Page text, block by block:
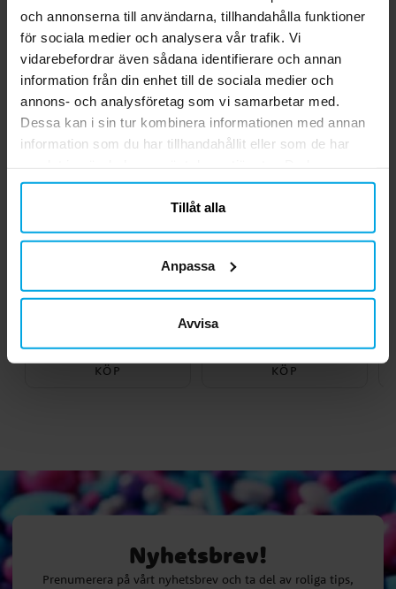
och annonserna till användarna, tillhandahålla funktioner
för sociala medier och analysera vår trafik. Vi
vidarebefordrar även sådana identifierare och annan
information från din enhet till de sociala medier och
annons- och analysföretag som vi samarbetar med.
Dessa kan i sin tur kombinera informationen med annan
information som du har tillhandahållit eller som de har
närsomhelst ändra ditt samtycke.
Tillåt alla
Anpassa
Avvisa
Andra köpte även
Metallic
KÖP
8-pack
KÖP
Nyhetsbrev!
Prenumerera på vårt nyhetsbrev och ta del av roliga tips,